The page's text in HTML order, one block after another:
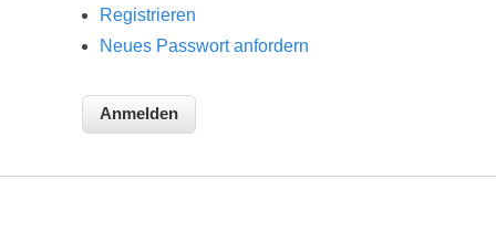
Registrieren
Neues Passwort anfordern